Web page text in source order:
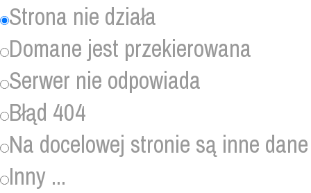
Strona nie działa
Domane jest przekierowana
Serwer nie odpowiada
Błąd 404
Na docelowej stronie są inne dane
Inny ...